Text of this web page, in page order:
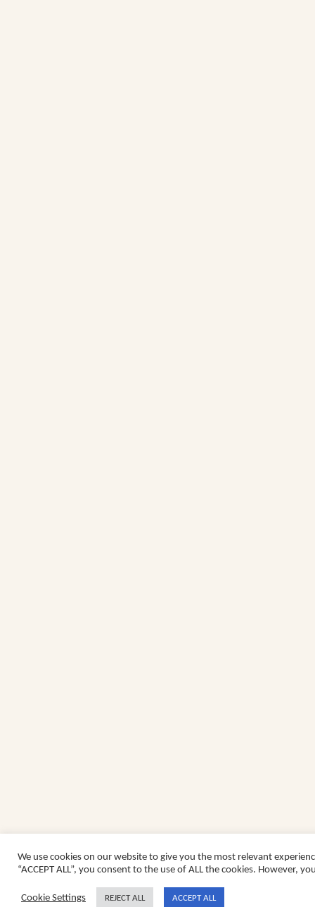
We use cookies on our website to give you the most relevant
“ACCEPT ALL”, you consent to the use of ALL the cookies. However,
Cookie Settings REJECT ALL ACCEPT ALL